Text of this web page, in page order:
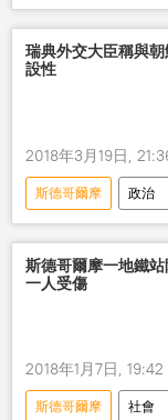
好處
瑞典外交大臣稱與
設性
2018年3月19日,
斯德哥爾摩 政治
訪問
斯德哥爾摩一地鐵
一人受傷
2018年1月7日, 19:42
斯德哥爾摩 社會